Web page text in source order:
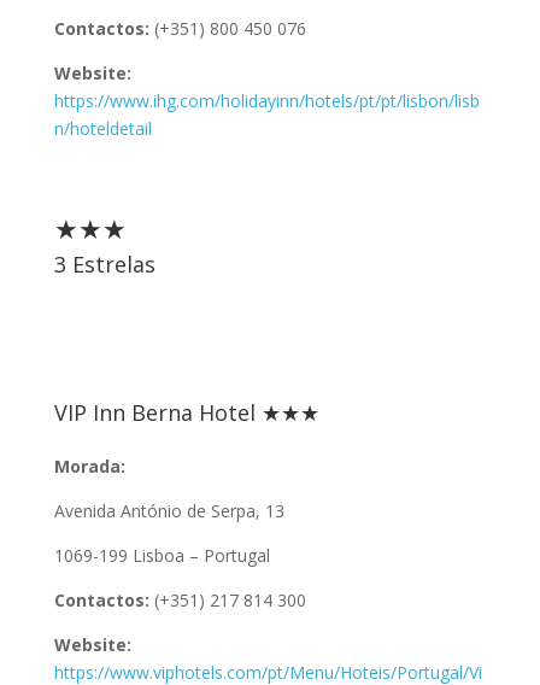
Contactos: (+351) 800 450 076
Website:
https://www.ihg.com/holidayinn/hotels/pt/pt/lisbon/lisb
n/hoteldetail
★★★
3 Estrelas
VIP Inn Berna Hotel ★★★
Morada:
Avenida António de Serpa, 13
1069-199 Lisboa – Portugal
Contactos: (+351) 217 814 300
Website:
https://www.viphotels.com/pt/Menu/Hoteis/Portugal/Vi